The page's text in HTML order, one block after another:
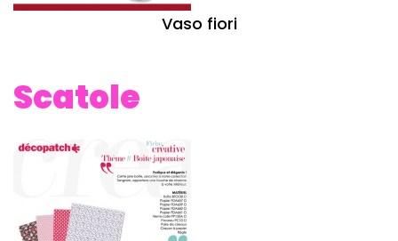
Vaso fiori
Scatole